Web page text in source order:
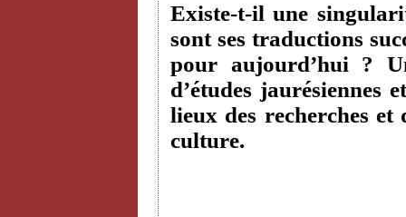
Existe-t-il une
sont ses traductions
pour aujourd’hui ?
d’études jaurésiennes
lieux des recherches
culture.